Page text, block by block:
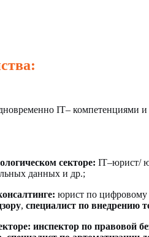
IT– компетенциями
секторе: IT–юрист/
данных и др.;
юрист по цифровому
, специалист по внедрению
инспектор по правовой